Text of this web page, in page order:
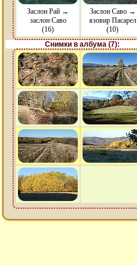
Заслон Рай →
заслон Саво
(16)
Заслон Саво →
язовир Пасарел
(10)
Снимки в албума (7):